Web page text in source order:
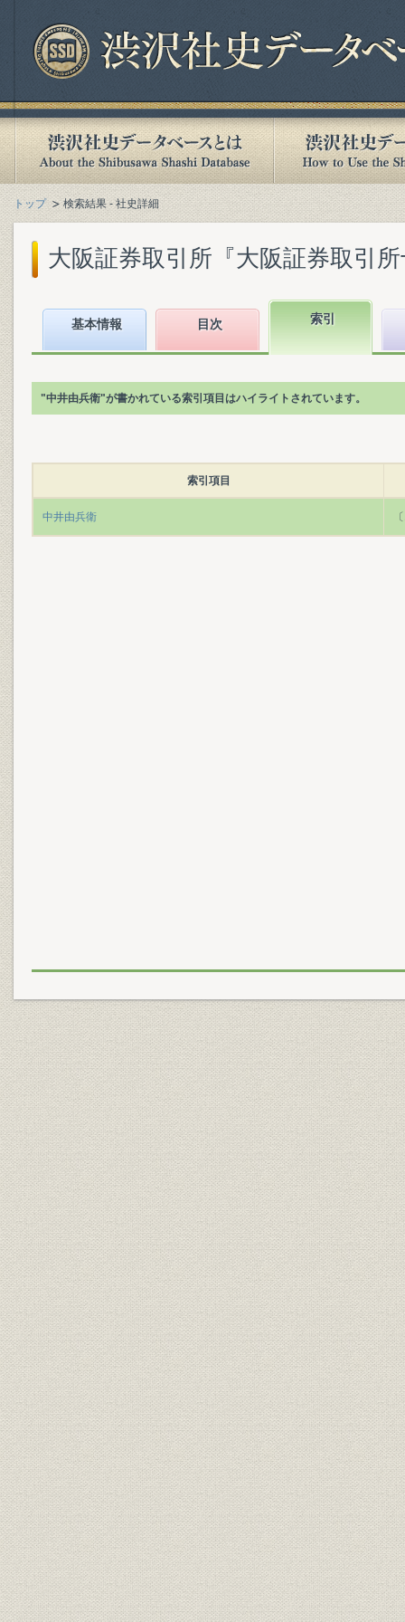
トップ 検索結果 - 社史詳細
大阪証券取引所『大阪証券取引
基本情報 目次 索引
"中井由兵衛"が書かれている索引項目はハイライトされています。
索引項目
中井由兵衛